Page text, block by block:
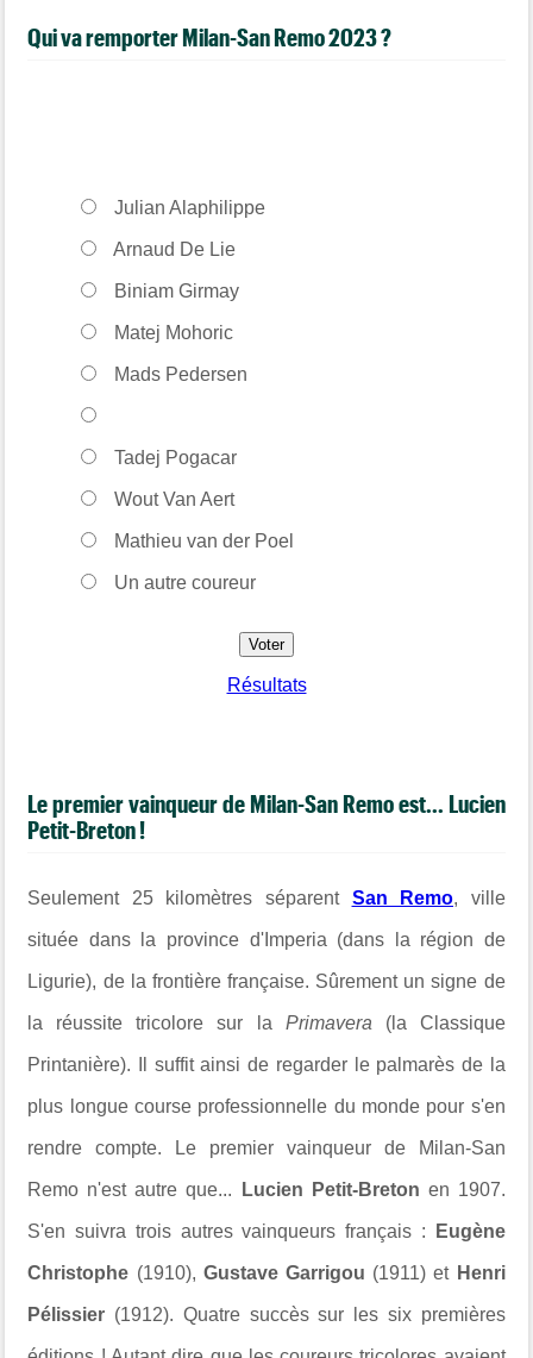
Qui va remporter Milan-San Remo 2023 ?
Julian Alaphilippe
Arnaud De Lie
Biniam Girmay
Matej Mohoric
Mads Pedersen
Tadej Pogacar
Wout Van Aert
Mathieu van der Poel
Un autre coureur
Résultats
Le premier vainqueur de Milan-San Remo est... Lucien
Petit-Breton !
Seulement 25 kilomètres séparent San Remo, ville
située dans la province d'Imperia (dans la région de
Ligurie), de la frontière française. Sûrement un signe de
la réussite tricolore sur la Primavera (la Classique
Printanière). Il suffit ainsi de regarder le palmarès de la
plus longue course professionnelle du monde pour s'en
rendre compte. Le premier vainqueur de Milan-San
Remo n'est autre que... Lucien Petit-Breton en 1907.
S'en suivra trois autres vainqueurs français : Eugène
Christophe (1910), Gustave Garrigou (1911) et Henri
Pélissier (1912). Quatre succès sur les six premières